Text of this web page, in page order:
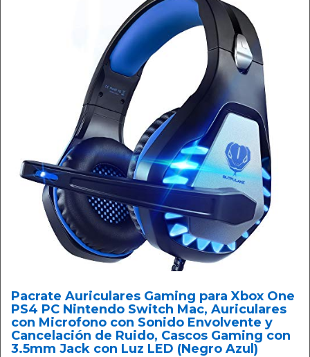
Pacrate Auriculares Gaming para Xbox One
PS4 PC Nintendo Switch Mac, Auriculares
con Microfono con Sonido Envolvente y
Cancelación de Ruido, Cascos Gaming con
3.5mm Jack con Luz LED (Negro Azul)